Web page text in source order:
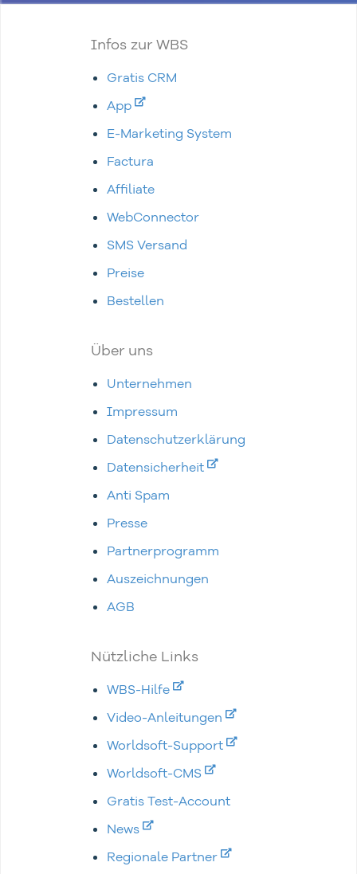
Infos zur WBS
Gratis CRM
App
E-Marketing System
Factura
Affiliate
WebConnector
SMS Versand
Preise
Bestellen
Über uns
Unternehmen
Impressum
Datenschutzerklärung
Datensicherheit
Anti Spam
Presse
Partnerprogramm
Auszeichnungen
AGB
Nützliche Links
WBS-Hilfe
Video-Anleitungen
Worldsoft-Support
Worldsoft-CMS
Gratis Test-Account
News
Regionale Partner